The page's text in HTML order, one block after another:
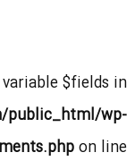
$fields in
public_html/wp-
on line